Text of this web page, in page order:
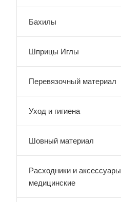
Бахилы
Шприцы Иглы
Перевязочный материал
Уход и гигиена
Шовный материал
Расходники и аксессуары
медицинские